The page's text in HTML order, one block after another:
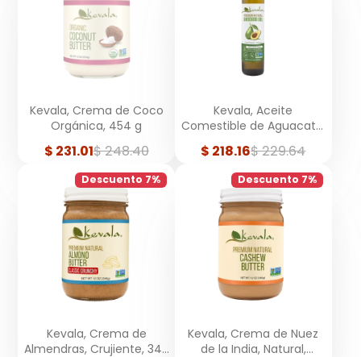
Kevala, Crema de Coco
Orgánica, 454 g
Precio
venta
$ 231.01Precio
regular
$ 248.40
Kevala, Aceite
Comestible de Aguacate,
250 ml
Precio
venta
$ 218.16Precio
regular
$ 229.64
Descuento 7%
Kevala, Crema de
Almendras, Crujiente, 340
Descuento 7%
Kevala, Crema de Nuez
de la India, Natural,